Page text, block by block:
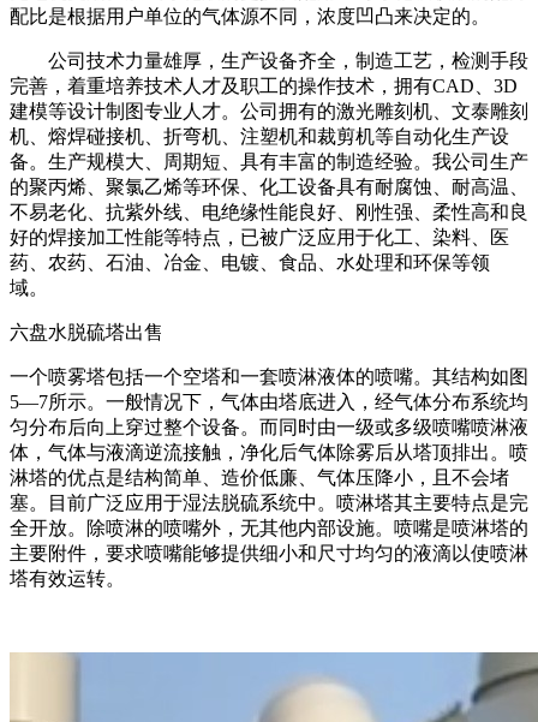
配比是根据用户单位的气体源不同，浓度凹凸来决定的。
公司技术力量雄厚，生产设备齐全，制造工艺，检测手段
完善，着重培养技术人才及职工的操作技术，拥有CAD、3D
建模等设计制图专业人才。公司拥有的激光雕刻机、文泰雕刻
机、熔焊碰接机、折弯机、注塑机和裁剪机等自动化生产设
备。生产规模大、周期短、具有丰富的制造经验。我公司生产
的聚丙烯、聚氯乙烯等环保、化工设备具有耐腐蚀、耐高温、
不易老化、抗紫外线、电绝缘性能良好、刚性强、柔性高和良
好的焊接加工性能等特点，已被广泛应用于化工、染料、医
药、农药、石油、冶金、电镀、食品、水处理和环保等领
域。
六盘水脱硫塔出售
一个喷雾塔包括一个空塔和一套喷淋液体的喷嘴。其结构如图
5—7所示。一般情况下，气体由塔底进入，经气体分布系统均
匀分布后向上穿过整个设备。而同时由一级或多级喷嘴喷淋液
体，气体与液滴逆流接触，净化后气体除雾后从塔顶排出。喷
淋塔的优点是结构简单、造价低廉、气体压降小，且不会堵
塞。目前广泛应用于湿法脱硫系统中。喷淋塔其主要特点是完
全开放。除喷淋的喷嘴外，无其他内部设施。喷嘴是喷淋塔的
主要附件，要求喷嘴能够提供细小和尺寸均匀的液滴以使喷淋
塔有效运转。